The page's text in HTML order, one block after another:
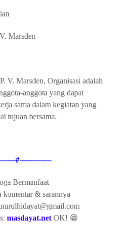
Marsden
V. Marsden, Organisasi adalah
anggota yang dapat
sama dalam kegiatan yang
tujuan bersama.
#----------------
Bermanfaat
komentar & sarannya
masdayat.net OK! 😁